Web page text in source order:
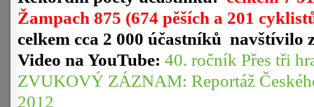
Žampach 875 (674 pěších a 201
celkem cca 2 000 účastníků navštívilo
Video na YouTube: 40. ročník Přes tři
ZVUKOVÝ ZÁZNAM: Reportáž
2012